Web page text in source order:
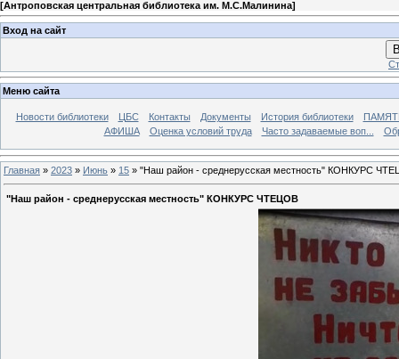
[Антроповская центральная библиотека им. М.С.Малинина]
Вход на сайт
Меню сайта
Новости библиотеки ЦБС Контакты Документы История библиотеки
АФИША
Оценка условий труда Часто задаваемые воп...
Главная » 2023 » Июнь » 15 » "Наш район - среднерусская местность" КОНКУРС
"Наш район - среднерусская местность" КОНКУРС ЧТЕЦОВ